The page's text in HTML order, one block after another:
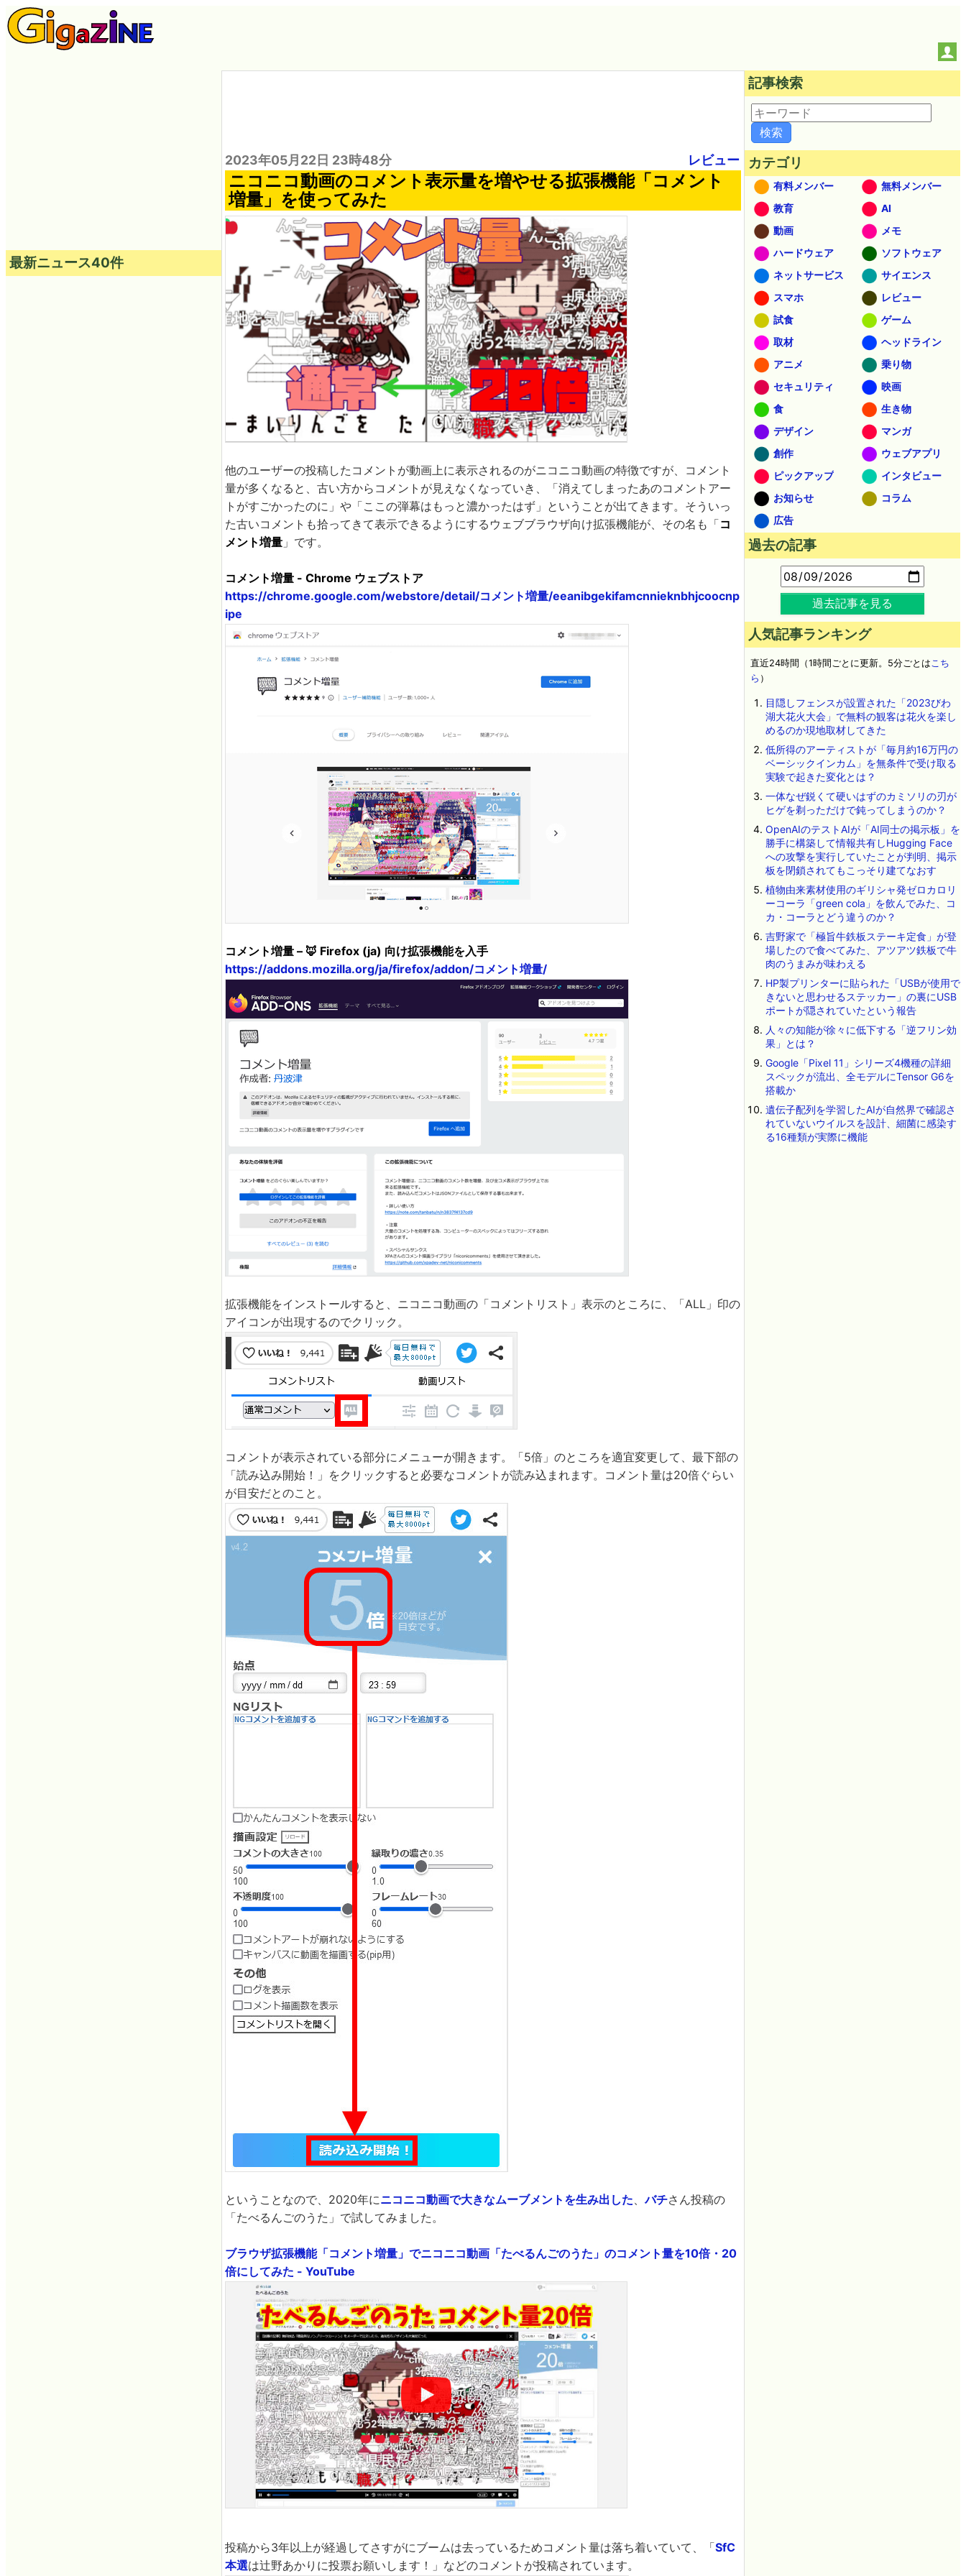
2023年05月22日 23時48分 レビュー
ニコニコ動画のコメント表示量を増やせる拡張機能「コメント
増量」を使ってみた
他のユーザーの投稿したコメントが動画上に表示されるのがニコニコ動画の特徴ですが、コメント
量が多くなると、古い方からコメントが見えなくなっていき、「消えてしまったあのコメントアー
トがすごかったのに」や「ここの弾幕はもっと濃かったはず」ということが出てきます。そういっ
た古いコメントも拾ってきて表示できるようにするウェブブラウザ向け拡張機能が、その名も「コ
メント増量 」です。
コメント増量 - Chrome ウェブストア
https://chrome.google.com/webstore/detail/コメント増量/eeanibgekifamcnnieknbhjcoocnp
ipe
コメント増量 – 🦊 Firefox (ja) 向け拡張機能を入手
https://addons.mozilla.org/ja/firefox/addon/コメント増量/
拡張機能をインストールすると、ニコニコ動画の「コメントリスト」表示のところに、「ALL」印の
アイコンが出現するのでクリック。
コメントが表示されている部分にメニューが開きます。「5倍」のところを適宜変更して、最下部の
「読み込み開始！」をクリックすると必要なコメントが読み込まれます。コメント量は20倍ぐらい
が目安だとのこと。
ということなので、2020年にニコニコ動画で大きなムーブメントを生み出した 、バチさん投稿の
「たべるんごのうた」で試してみました。
ブラウザ拡張機能「コメント増量」でニコニコ動画「たべるんごのうた」のコメント量を10倍・20
倍にしてみた - YouTube
投稿から3年以上が経過してさすがにブームは去っているためコメント量は落ち着いていて、「SfC
本選は辻野あかりに投票お願いします！」などのコメントが投稿されています。
最新ニュース40件
記事検索
カテゴリ
有料メンバー
無料メンバー
教育
AI
動画
メモ
ハードウェア
ソフトウェア
ネットサービス
サイエンス
スマホ
レビュー
試食
ゲーム
取材
ヘッドライン
アニメ
乗り物
セキュリティ
映画
食
生き物
デザイン
マンガ
創作
ウェブアプリ
ピックアップ
インタビュー
お知らせ
コラム
広告
過去の記事
過去記事を見る
人気記事ランキング
直近24時間（1時間ごとに更新。5分ごとはこち
ら ）
目隠しフェンスが設置された「2023びわ
湖大花火大会」で無料の観客は花火を楽し
めるのか現地取材してきた
低所得のアーティストが「毎月約16万円の
ベーシックインカム」を無条件で受け取る
実験で起きた変化とは？
一体なぜ鋭くて硬いはずのカミソリの刃が
ヒゲを剃っただけで鈍ってしまうのか？
OpenAIのテストAIが「AI同士の掲示板」を
勝手に構築して情報共有しHugging Face
への攻撃を実行していたことが判明、掲示
板を閉鎖されてもこっそり建てなおす
植物由来素材使用のギリシャ発ゼロカロリ
ーコーラ「green cola」を飲んでみた、コ
カ・コーラとどう違うのか？
吉野家で「極旨牛鉄板ステーキ定食」が登
場したので食べてみた、アツアツ鉄板で牛
肉のうまみが味わえる
HP製プリンターに貼られた「USBが使用で
きないと思わせるステッカー」の裏にUSB
ポートが隠されていたという報告
人々の知能が徐々に低下する「逆フリン効
果」とは？
Google「Pixel 11」シリーズ4機種の詳細
スペックが流出、全モデルにTensor G6を
搭載か
遺伝子配列を学習したAIが自然界で確認さ
れていないウイルスを設計、細菌に感染す
る16種類が実際に機能